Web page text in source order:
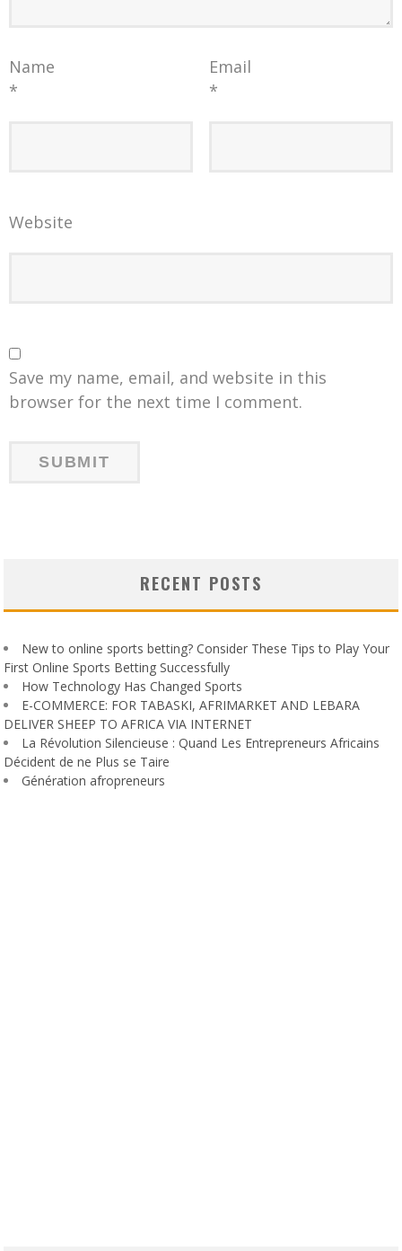
Name
*
Email
*
Website
Save my name, email, and website in this
browser for the next time I comment.
RECENT POSTS
New to online sports betting? Consider These Tips to Play Your
First Online Sports Betting Successfully
How Technology Has Changed Sports
E-COMMERCE: FOR TABASKI, AFRIMARKET AND LEBARA
DELIVER SHEEP TO AFRICA VIA INTERNET
La Révolution Silencieuse : Quand Les Entrepreneurs Africains
Décident de ne Plus se Taire
Génération afropreneurs